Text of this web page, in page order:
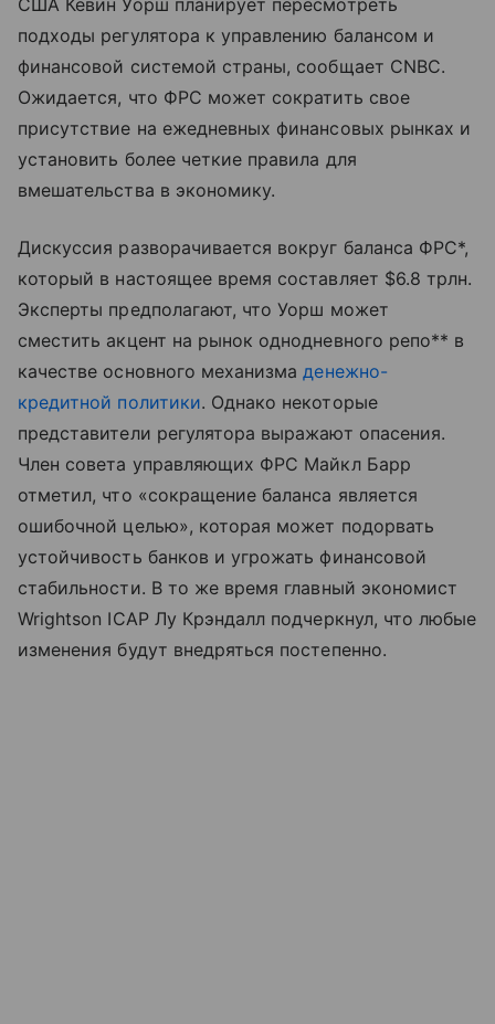
США Кевин Уорш планирует пересмотреть
подходы регулятора к управлению балансом и
финансовой системой страны, сообщает CNBC.
Ожидается, что ФРС может сократить свое
присутствие на ежедневных финансовых рынках и
установить более четкие правила для
вмешательства в экономику.
Дискуссия разворачивается вокруг баланса ФРС*,
который в настоящее время составляет $6.8 трлн.
Эксперты предполагают, что Уорш может
сместить акцент на рынок однодневного репо** в
качестве основного механизмаденежно-
кредитной политики. Однако некоторые
представители регулятора выражают опасения.
Член совета управляющих ФРС Майкл Барр
отметил, что «сокращение баланса является
ошибочной целью», которая может подорвать
устойчивость банков и угрожать финансовой
стабильности. В то же время главный экономист
Wrightson ICAP Лу Крэндалл подчеркнул, что любые
изменения будут внедряться постепенно.